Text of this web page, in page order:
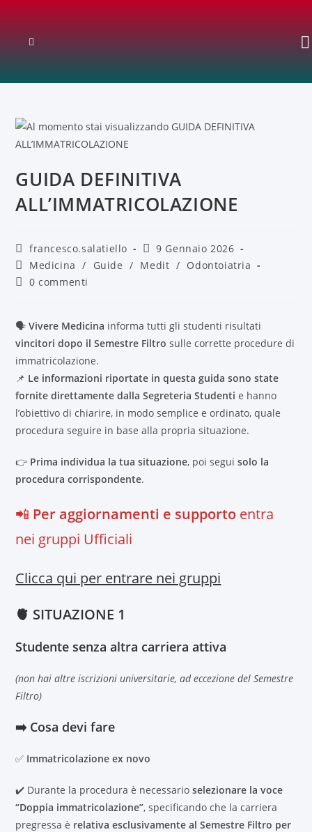
GUIDA DEFINITIVA
ALL’IMMATRICOLAZIONE
francesco.salatiello
9 Gennaio 2026
Medicina
/ Guide / Medit / Odontoiatria
0 commenti
🗣️Vivere Medicina informa tutti gli studenti risultati
vincitori dopo il Semestre Filtro sulle corrette procedure di
immatricolazione.
📌 Le informazioni riportate in questa guida sono state
fornite direttamente dalla Segreteria Studenti e hanno
l’obiettivo di chiarire, in modo semplice e ordinato, quale
procedura seguire in base alla propria situazione.
👉 Prima individua la tua situazione, poi seguisolo la
procedura corrispondente.
📲 Per aggiornamenti e supporto entra
nei gruppi Ufficiali
Clicca qui per entrare nei gruppi
🫀 SITUAZIONE 1
Studentesenza altra carrieraattiva
(non hai altre iscrizioni universitarie, ad eccezione del Semestre
Filtro)
➡️ Cosa devi fare
✅ Immatricolazione ex novo
✔️ Durante la procedura è necessarioselezionare la voce
“Doppia immatricolazione”, specificando che la carriera
pregressa è relativa esclusivamente al Semestre Filtro per